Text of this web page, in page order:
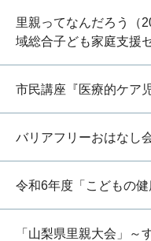
里親ってなんだろう（
域総合子ども家庭支援
市民講座『医療的ケア
バリアフリーおはなし
令和6年度「こどもの
「山梨県里親大会」～